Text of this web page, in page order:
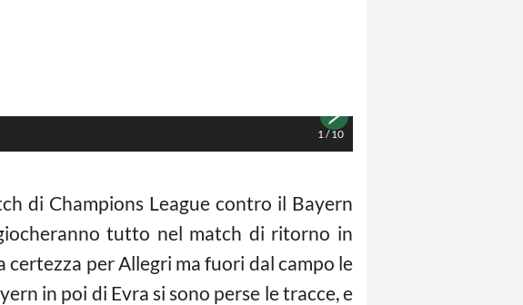
1/10
di Champions League contro il Bayern
tutto nel match di ritorno in
certezza per Allegri ma fuori dal campo le
in poi di Evra si sono perse le tracce, e